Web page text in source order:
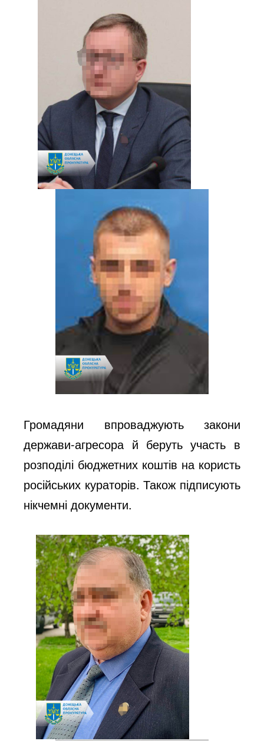
Громадяни впроваджують закони
держави-агресора й беруть участь в
розподілі бюджетних коштів на користь
російських кураторів. Також підписують
нікчемні документи.